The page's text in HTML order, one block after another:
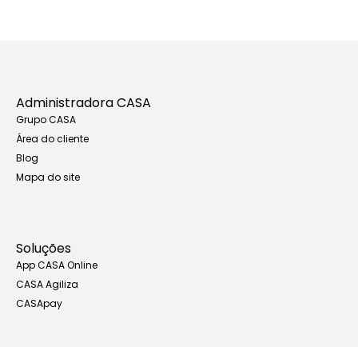
Administradora CASA
Grupo CASA
Área do cliente
Blog
Mapa do site
Soluções
App CASA Online
CASA Agiliza
CASApay